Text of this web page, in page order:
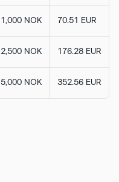
1,000 NOK 70.51 EUR
2,500 NOK 176.28 EUR
5,000 NOK 352.56 EUR